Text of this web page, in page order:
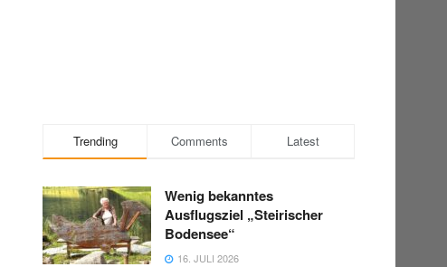
Trending Comments Latest
Wenig bekanntes
Ausflugsziel „Steirischer
Bodensee“
16. JULI 2026